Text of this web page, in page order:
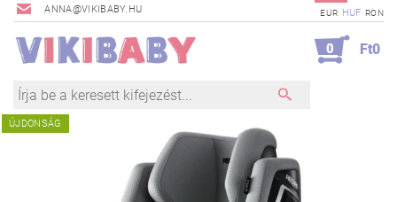
ANNA@VIKIBABY.HU EUR HUF RON
0 Ft0
ÚJDONSÁG